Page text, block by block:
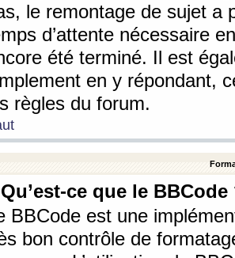
le remontage de sujet a
d’attente nécessaire
été terminé. Il est
en y répondant,
règles du forum.
ce que le BBCode
BBCode est une
bon contrôle de